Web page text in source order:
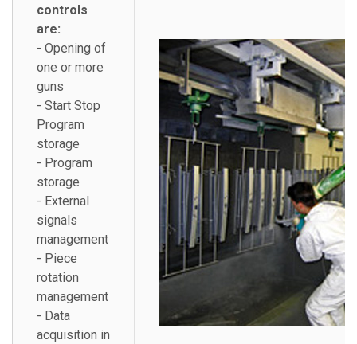
controls
are:
- Opening of
one or more
guns
- Start Stop
Program
storage
- Program
storage
- External
signals
management
- Piece
rotation
management
- Data
acquisition in